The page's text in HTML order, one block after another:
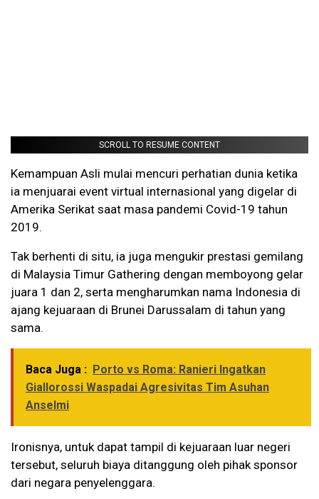
SCROLL TO RESUME CONTENT
Kemampuan Asli mulai mencuri perhatian dunia ketika
ia menjuarai event virtual internasional yang digelar di
Amerika Serikat saat masa pandemi Covid-19 tahun
2019.
Tak berhenti di situ, ia juga mengukir prestasi gemilang
di Malaysia Timur Gathering dengan memboyong gelar
juara 1 dan 2, serta mengharumkan nama Indonesia di
ajang kejuaraan di Brunei Darussalam di tahun yang
sama.
Baca Juga : Porto vs Roma: Ranieri Ingatkan
Giallorossi Waspadai Agresivitas Tim Asuhan
Anselmi
Ironisnya, untuk dapat tampil di kejuaraan luar negeri
tersebut, seluruh biaya ditanggung oleh pihak sponsor
dari negara penyelenggara.